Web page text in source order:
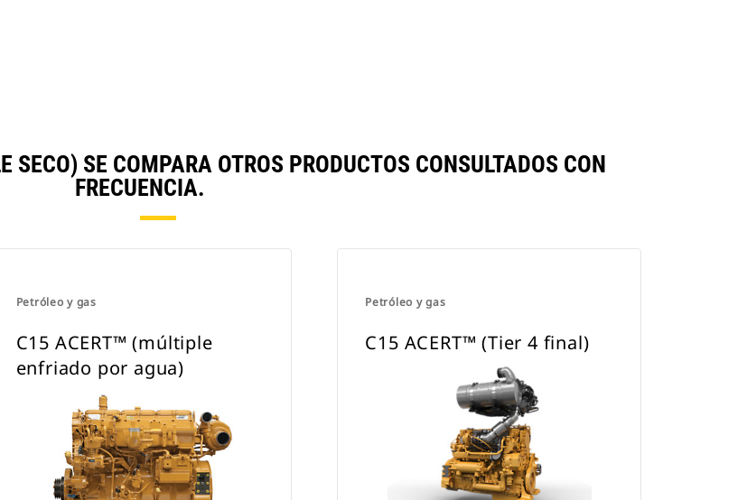
SE COMPARA OTROS PRODUCTOS CONSULTADOS CON
FRECUENCIA.
Petróleo y gas
C15 ACERT™ (múltiple
enfriado por agua)
Petróleo y gas
C15 ACERT™ (Tier 4 final)